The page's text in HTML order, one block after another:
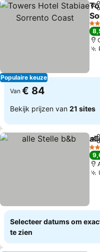
Populaire keuze
4
Van € 84
Bekijk prijzen van 21 sites
4
Selecteer datums om
te zien